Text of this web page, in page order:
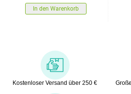
In den Warenkorb
Kostenloser Versand über 250 €